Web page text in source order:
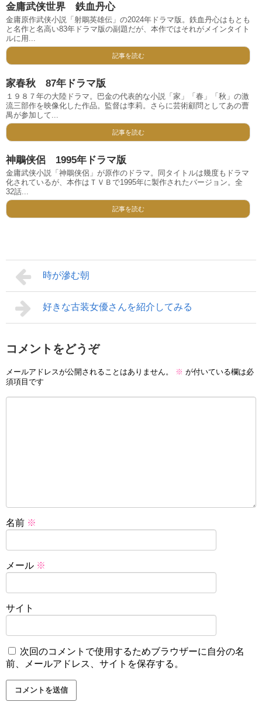
金庸武侠世界 鉄血丹心
金庸原作武侠小説「射鵰英雄伝」の2024年ドラマ版。鉄血丹心はもとも
と名作と名高い83年ドラマ版の副題だが、本作ではそれがメインタイト
ルに用...
記事を読む
家春秋 87年ドラマ版
１９８７年の大陸ドラマ。巴金の代表的な小説「家」「春」「秋」の激
流三部作を映像化した作品。監督は李莉。さらに芸術顧問としてあの曹
禺が参加して...
記事を読む
神鵰侠侶 1995年ドラマ版
金庸武侠小説「神鵰侠侶」が原作のドラマ。同タイトルは幾度もドラマ
化されているが、本作はＴＶＢで1995年に製作されたバージョン。全
32話...
記事を読む
時が滲む朝
好きな古装女優さんを紹介してみる
コメントをどうぞ
メールアドレスが公開されることはありません。 ※ が付いている欄は必
須項目です
名前 ※
メール ※
サイト
次回のコメントで使用するためブラウザーに自分の名
前、メールアドレス、サイトを保存する。